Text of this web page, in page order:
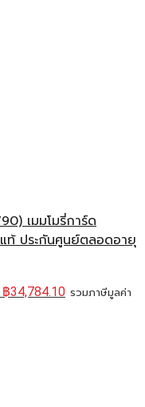
เมมโมรี่การ์ด
ท้ ประกันศูนย์ตลอดอายุ
฿34,784.10 รวมภาษีมูลค่า